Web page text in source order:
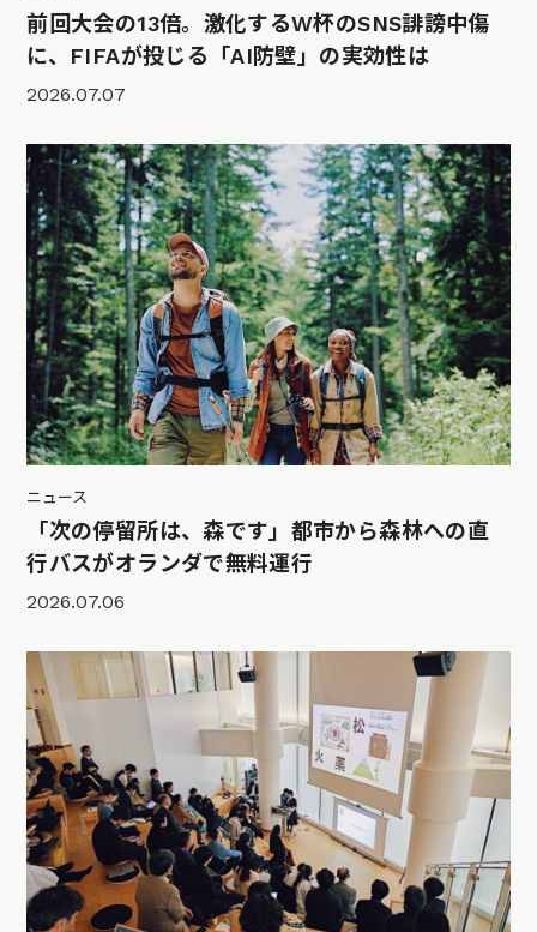
前回大会の13倍。激化するW杯のSNS誹謗中傷
に、FIFAが投じる「AI防壁」の実効性は
2026.07.07
ニュース
「次の停留所は、森です」都市から森林への直
行バスがオランダで無料運行
2026.07.06